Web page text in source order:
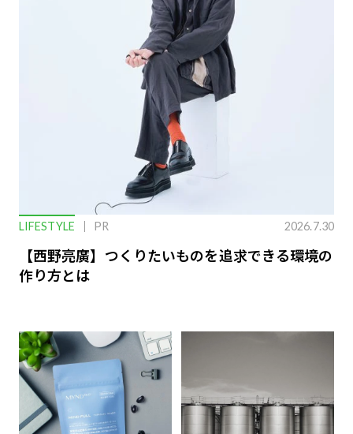
LIFESTYLE PR 2026.7.30
【西野亮廣】つくりたいものを追求できる環境の
作り方とは